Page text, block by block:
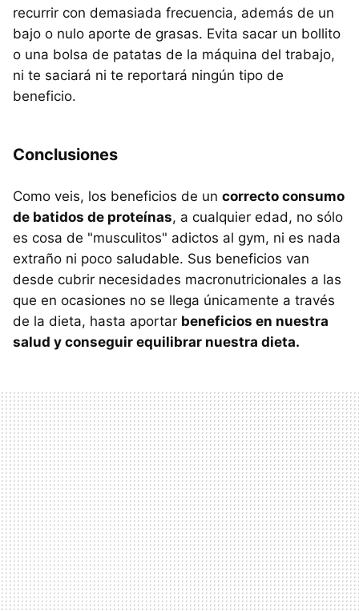
recurrir con demasiada frecuencia, además de un
bajo o nulo aporte de grasas. Evita sacar un bollito
o una bolsa de patatas de la máquina del trabajo,
ni te saciará ni te reportará ningún tipo de
beneficio.
Conclusiones
Como veis, los beneficios de un correcto consumo
de batidos de proteínas, a cualquier edad, no sólo
es cosa de "musculitos" adictos al gym, ni es nada
extraño ni poco saludable. Sus beneficios van
desde cubrir necesidades macronutricionales a las
que en ocasiones no se llega únicamente a través
de la dieta, hasta aportar beneficios en nuestra
salud y conseguir equilibrar nuestra dieta.